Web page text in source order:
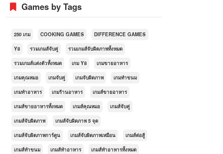
Games by Tags
250 เกม COOKING GAMES DIFFERENCE GAMES
Y8 รวมเกมส์จับคู่ รวมเกมส์จับผิดภาพทั้งหมด
รวมเกมส์แต่งตัวทั้งหมด เกม Y8 เกมขายอาหาร
เกมคุณหมอ เกมจับคู่ เกมจับผิดภาพ เกมทำขนม
เกมทำอาหาร เกมร้านอาหาร เกมส์ขายอาหาร
เกมส์ขายอาหารทั้งหมด เกมส์คุณหมอ เกมส์จับคู่
เกมส์จับผิดภาพ เกมส์จับผิดภาพ 5 จุด
เกมส์จับผิดภาพการ์ตูน เกมส์จับผิดภาพเหมือน เกมส์ต่อสู้
เกมส์ทำขนม เกมส์ทำอาหาร เกมส์ทำอาหารทั้งหมด